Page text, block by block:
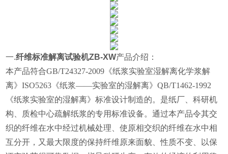
一.纤维标准解离试验机ZB-XW产品介绍：
本产品符合GB/T24327-2009《纸浆实验室湿解离化学浆解
离》ISO5263《纸浆——实验室的湿解离》QB/T1462-1992
《纸浆实验室的湿解离》标准设计制造的。是纸厂、科研机
构、质检中心疏解纸浆的专用标准设备。通过本产品令其交
织的纤维在水中经过机械处理、使原相交织的纤维在水中相
互分开，又最大限度的保持纤维原来面貌、性质不变、以保